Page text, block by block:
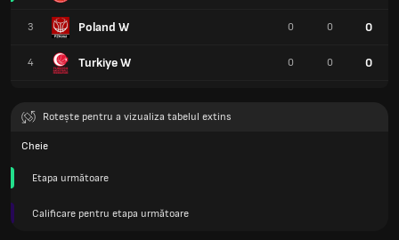
3 Poland W
4 Turkiye W
0 0 0
0 0 0
Rotește pentru a vizualiza tabelul extins
Cheie
Etapa următoare
Calificare pentru etapa următoare